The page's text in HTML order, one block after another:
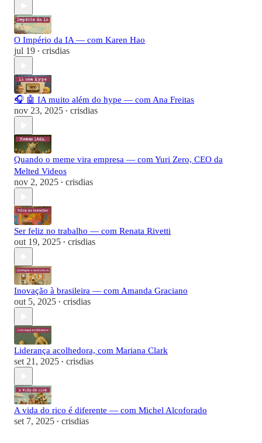
O Império da IA — com Karen Hao
jul 19 • crisdias
🎧 🤖 IA muito além do hype — com Ana Freitas
nov 23, 2025 • crisdias
Quando o meme vira empresa — com Yuri Zero, CEO da
Melted Videos
nov 2, 2025 • crisdias
Ser feliz no trabalho — com Renata Rivetti
out 19, 2025 • crisdias
Inovação à brasileira — com Amanda Graciano
out 5, 2025 • crisdias
Liderança acolhedora, com Mariana Clark
set 21, 2025 • crisdias
A vida do rico é diferente — com Michel Alcoforado
set 7, 2025 • crisdias